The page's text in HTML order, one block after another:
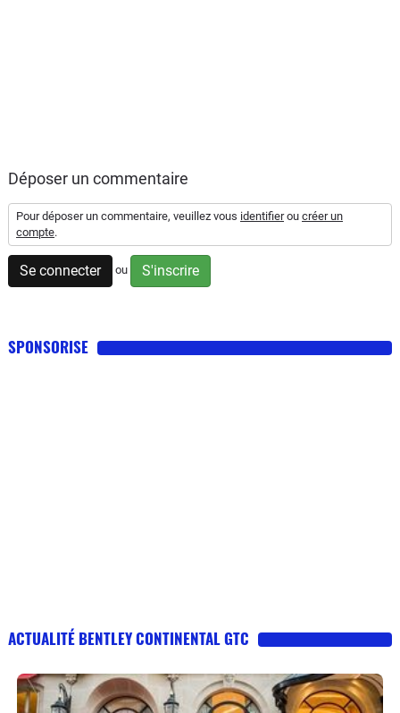
Déposer un commentaire
Pour déposer un commentaire, veuillez vous identifierou créer un
compte.
Se connecter ou S'inscrire
SPONSORISE
ACTUALITÉ BENTLEY CONTINENTAL GTC